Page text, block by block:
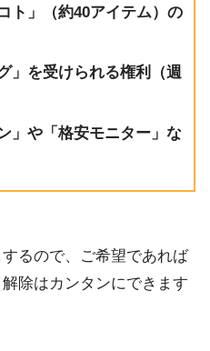
ト」（約40アイテム）の
」を受けられる権利（週
」や「格安モニター」な
るので、ご希望であれば
除はカンタンにできます